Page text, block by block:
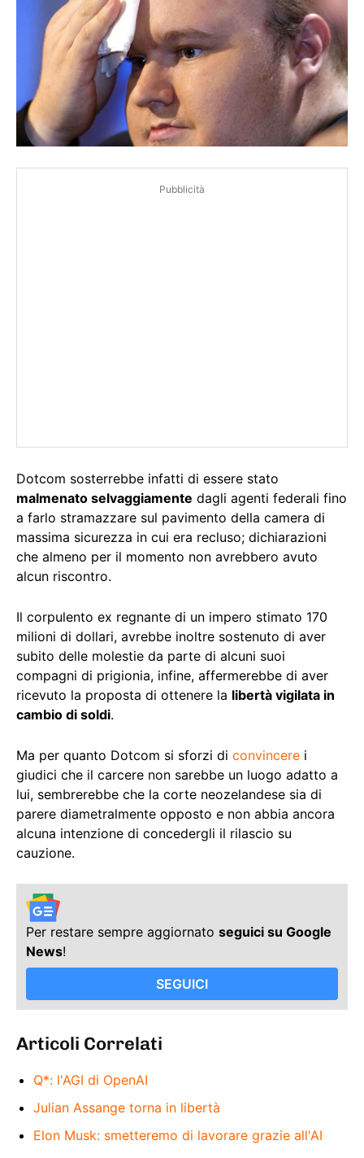
Pubblicità
Dotcom sosterrebbe infatti di essere stato
malmenato selvaggiamente dagli agenti federali fino
a farlo stramazzare sul pavimento della camera di
massima sicurezza in cui era recluso; dichiarazioni
che almeno per il momento non avrebbero avuto
alcun riscontro.
Il corpulento ex regnante di un impero stimato 170
milioni di dollari, avrebbe inoltre sostenuto di aver
subito delle molestie da parte di alcuni suoi
compagni di prigionia, infine, affermerebbe di aver
ricevuto la proposta di ottenere la libertà vigilata in
cambio di soldi.
Ma per quanto Dotcom si sforzi di convincere i
giudici che il carcere non sarebbe un luogo adatto a
lui, sembrerebbe che la corte neozelandese sia di
parere diametralmente opposto e non abbia ancora
alcuna intenzione di concedergli il rilascio su
cauzione.
Per restare sempre aggiornato seguici su Google
News!
SEGUICI
Articoli Correlati
Q*: l'AGI di OpenAI
Julian Assange torna in libertà
Elon Musk: smetteremo di lavorare grazie all'AI